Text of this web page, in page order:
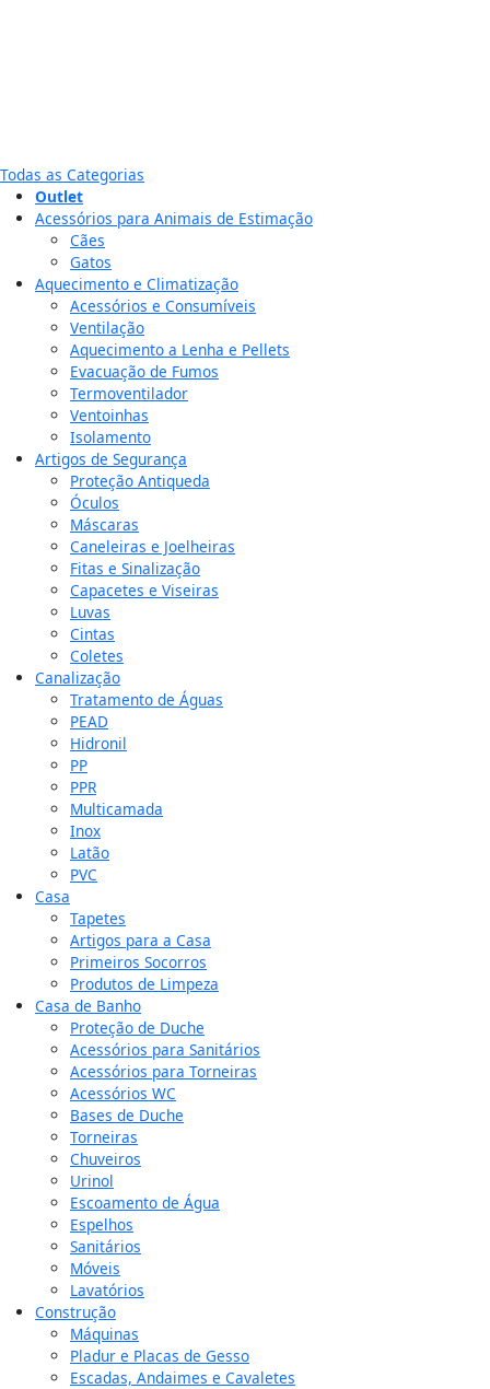
Todas as Categorias
Outlet
Acessórios para Animais de Estimação
Cães
Gatos
Aquecimento e Climatização
Acessórios e Consumíveis
Ventilação
Aquecimento a Lenha e Pellets
Evacuação de Fumos
Termoventilador
Ventoinhas
Isolamento
Artigos de Segurança
Proteção Antiqueda
Óculos
Máscaras
Caneleiras e Joelheiras
Fitas e Sinalização
Capacetes e Viseiras
Luvas
Cintas
Coletes
Canalização
Tratamento de Águas
PEAD
Hidronil
PP
PPR
Multicamada
Inox
Latão
PVC
Casa
Tapetes
Artigos para a Casa
Primeiros Socorros
Produtos de Limpeza
Casa de Banho
Proteção de Duche
Acessórios para Sanitários
Acessórios para Torneiras
Acessórios WC
Bases de Duche
Torneiras
Chuveiros
Urinol
Escoamento de Água
Espelhos
Sanitários
Móveis
Lavatórios
Construção
Máquinas
Pladur e Placas de Gesso
Escadas, Andaimes e Cavaletes